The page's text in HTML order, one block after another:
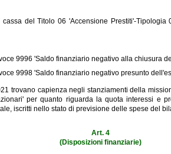
del Titolo 06 'Accensione Prestiti'-
9996 'Saldo finanziario negativo alla chiusura
9998 'Saldo finanziario negativo presunto
trovano capienza negli stanziamenti della
per quanto riguarda la quota interessi e
iscritti nello stato di previsione delle spese del
Art. 4
(Disposizioni finanziarie)